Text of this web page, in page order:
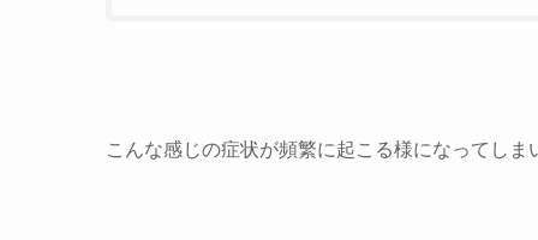
こんな感じの症状が頻繁に起こる様になってしま